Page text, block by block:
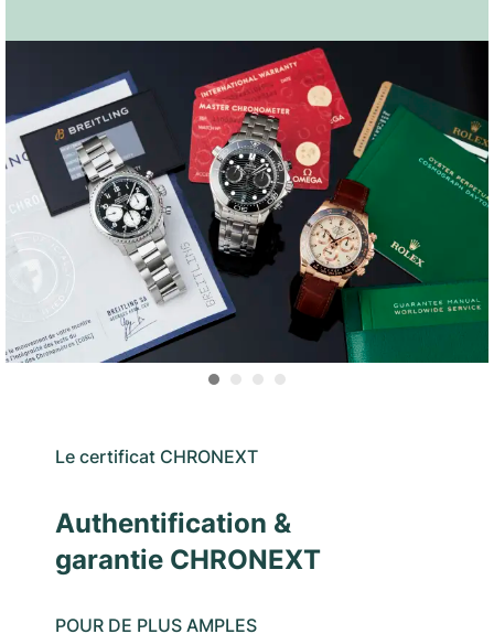
Le certificat CHRONEXT
Authentification &
garantie CHRONEXT
POUR DE PLUS AMPLES